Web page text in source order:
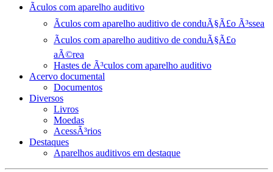
Ãculos com aparelho auditivo
Ãculos com aparelho auditivo de conduÃ§Ã£o Ã³ssea
Ãculos com aparelho auditivo de conduÃ§Ã£o
aÃ©rea
Hastes de Ã³culos com aparelho auditivo
Acervo documental
Documentos
Diversos
Livros
Moedas
AcessÃ³rios
Destaques
Aparelhos auditivos em destaque